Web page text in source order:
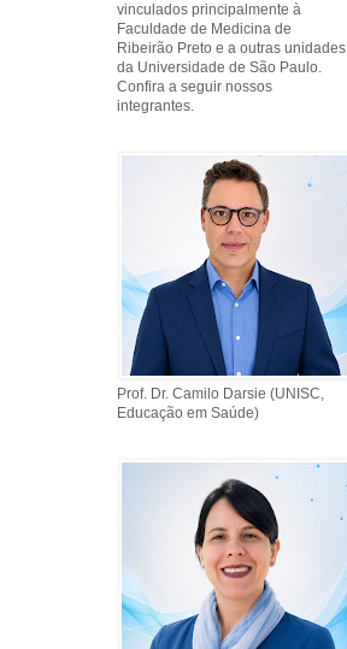
vinculados principalmente à
Faculdade de Medicina de
Ribeirão Preto e a outras unidades
da Universidade de São Paulo.
Confira a seguir nossos
integrantes.
Prof. Dr. Camilo Darsie (UNISC,
Educação em Saúde)